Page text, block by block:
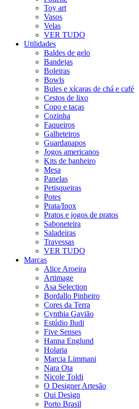
Toy art
Vasos
Velas
VER TUDO
Utilidades
Baldes de gelo
Bandejas
Boleiras
Bowls
Bules e xícaras de chá e café
Cestos de lixo
Copo e taças
Cozinha
Faqueiros
Galheteiros
Guardanapos
Jogos americanos
Kits de banheiro
Mesa
Panelas
Petisqueiras
Potes
Prata/Inox
Pratos e jogos de pratos
Saboneteira
Saladeiras
Travessas
VER TUDO
Marcas
Alice Aroeira
Artimage
Asa Selection
Bordallo Pinheiro
Cores da Terra
Cynthia Gavião
Estúdio Iludi
Five Senses
Hanna Englund
Holaria
Marcia Limmani
Nara Ota
Nicole Toldi
O Designer Artesão
Oui Design
Porto Brasil